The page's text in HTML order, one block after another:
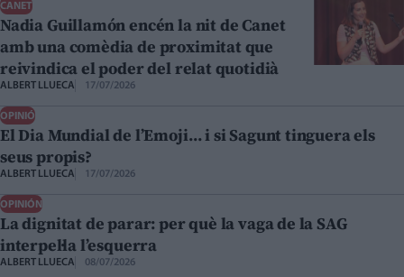
CANET
Nadia Guillamón encén la nit de Canet
amb una comèdia de proximitat que
reivindica el poder del relat quotidià
ALBERT LLUECA 17/07/2026
OPINIÓ
El Dia Mundial de l’Emoji… i si Sagunt tinguera els
seus propis?
ALBERT LLUECA 17/07/2026
OPINIÓN
La dignitat de parar: per què la vaga de la SAG
interpel·la l’esquerra
ALBERT LLUECA 08/07/2026